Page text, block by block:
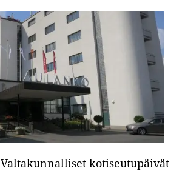
Valtakunnalliset kotiseutupäivät